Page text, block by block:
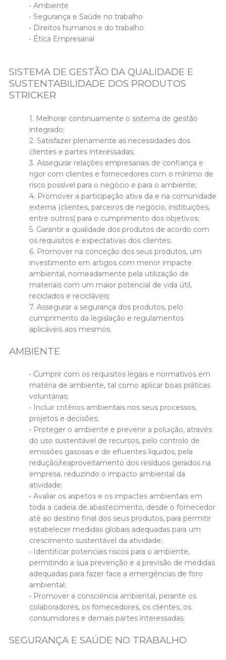
• Ambiente
• Segurança e Saúde no trabalho
• Direitos humanos e do trabalho
• Ética Empresarial
SISTEMA DE GESTÃO DA QUALIDADE E
SUSTENTABILIDADE DOS PRODUTOS
STRICKER
1. Melhorar continuamente o sistema de gestão
integrado;
2. Satisfazer plenamente as necessidades dos
clientes e partes interessadas;
3. Assegurar relações empresariais de confiança e
rigor com clientes e fornecedores com o mínimo de
risco possível para o negócio e para o ambiente;
4. Promover a participação ativa da e na comunidade
externa (clientes, parceiros de negócio, instituições,
entre outros) para o cumprimento dos objetivos;
5. Garantir a qualidade dos produtos de acordo com
os requisitos e expectativas dos clientes;
6. Promover na conceção dos seus produtos, um
investimento em artigos com menor impacte
ambiental, nomeadamente pela utilização de
materiais com um maior potencial de vida útil,
reciclados e recicláveis;
7. Assegurar a segurança dos produtos, pelo
cumprimento da legislação e regulamentos
aplicáveis aos mesmos.
AMBIENTE
• Cumprir com os requisitos legais e normativos em
matéria de ambiente, tal como aplicar boas práticas
voluntárias;
• Incluir critérios ambientais nos seus processos,
projetos e decisões;
• Proteger o ambiente e prevenir a poluição, através
do uso sustentável de recursos, pelo controlo de
emissões gasosas e de efluentes líquidos, pela
redução/reaproveitamento dos resíduos gerados na
empresa, reduzindo o impacto ambiental da
atividade;
• Avaliar os aspetos e os impactes ambientais em
toda a cadeia de abastecimento, desde o fornecedor
até ao destino final dos seus produtos, para permitir
estabelecer medidas globais adequadas para um
crescimento sustentável da atividade;
• Identificar potenciais riscos para o ambiente,
permitindo a sua prevenção e a previsão de medidas
adequadas para fazer face a emergências de foro
ambiental;
• Promover a consciência ambiental, perante os
colaboradores, os fornecedores, os clientes, os
consumidores e demais partes interessadas.
SEGURANÇA E SAÚDE NO TRABALHO